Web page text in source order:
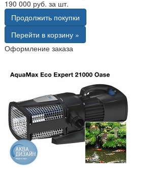
190 000 руб. за шт.
Продолжить покупки
Перейти в корзину »
Оформление заказа